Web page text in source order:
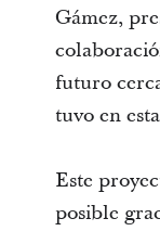
Gámez,
futuro
tuvo en
Este
posible